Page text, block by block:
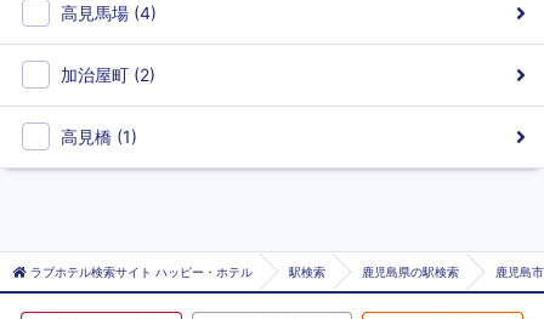
高見馬場 (4)
加治屋町 (2)
高見橋 (1)
ラブホテル検索サイト ハッピー・ホテル 駅検索 鹿児島県の駅検索 鹿児島